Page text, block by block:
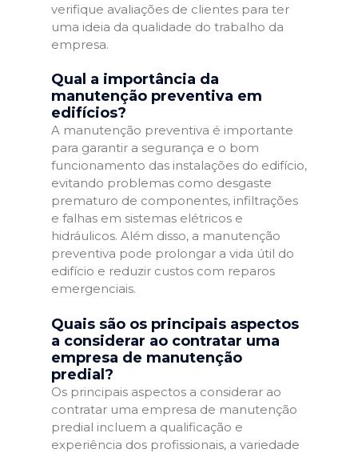
verifique avaliações de clientes para ter
uma ideia da qualidade do trabalho da
empresa.
Qual a importância da
manutenção preventiva em
edifícios?
A manutenção preventiva é importante
para garantir a segurança e o bom
funcionamento das instalações do edifício,
evitando problemas como desgaste
prematuro de componentes, infiltrações
e falhas em sistemas elétricos e
hidráulicos. Além disso, a manutenção
preventiva pode prolongar a vida útil do
edifício e reduzir custos com reparos
emergenciais.
Quais são os principais aspectos
a considerar ao contratar uma
empresa de manutenção
predial?
Os principais aspectos a considerar ao
contratar uma empresa de manutenção
predial incluem a qualificação e
experiência dos profissionais, a variedade